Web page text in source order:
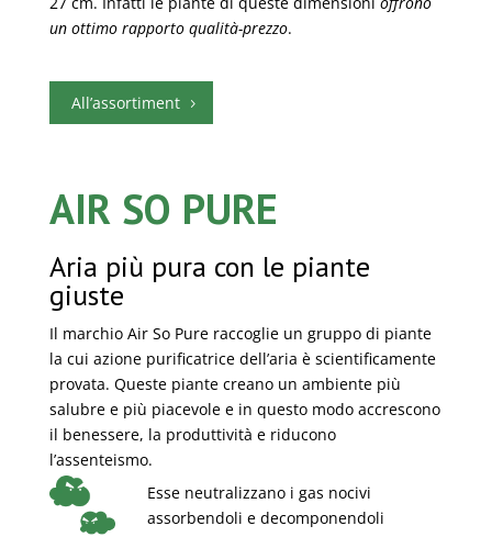
un ottimo rapporto qualità-prezzo.
All’assortiment
AIR SO PURE
Aria più pura con le piante
giuste
Il marchio Air So Pure raccoglie un gruppo di piante
la cui azione purificatrice dell’aria è scientificamente
provata. Queste piante creano un ambiente più
salubre e più piacevole e in questo modo accrescono
il benessere, la produttività e riducono
l’assenteismo.
Esse neutralizzano i gas nocivi
assorbendoli e decomponendoli